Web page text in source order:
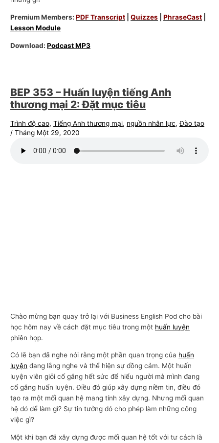
Premium Members:PDF Transcript |Quizzes |PhraseCast
Lesson Module
Download:Podcast MP3
BEP 353 – Huấn luyện tiếng Anh
thương mại 2: Đặt mục tiêu
Trình độ cao,Tiếng Anh thương mại, nguồn nhân lực,Đào tạo
/Tháng Một 29, 2020
Chào mừng bạn quay trở lại với Business English Pod cho bài
học hôm nay về cách đặt mục tiêu trong một huấn luyện
phiên họp.
Có lẽ bạn đã nghe nói rằng một phần quan trọng của huấn
luyện đang lắng nghe và thể hiện sự đồng cảm. Một huấn
luyện viên giỏi cố gắng hết sức để hiểu người mà mình đang
cố gắng huấn luyện. Điều đó giúp xây dựng niềm tin, điều đó
tạo ra một mối quan hệ mang tính xây dựng. Nhưng mối quan
hệ đó để làm gì? Sự tin tưởng đó cho phép làm những công
việc gì?
Một khi bạn đã xây dựng được mối quan hệ tốt với tư cách là